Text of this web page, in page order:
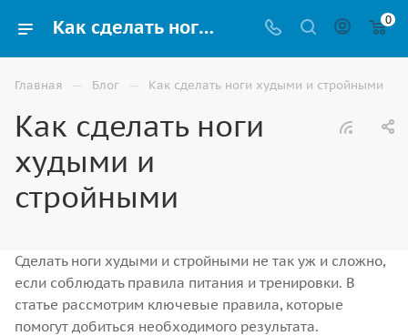
Как сделать ноги худыми и стройными в домашних условиях | Советы от компании ВИНКО г.Астрахань 0
Главная — Блог — Как сделать ноги худыми и стройными
Как сделать ноги
худыми и
стройными
Сделать ноги худыми и стройными не так уж и сложно,
если соблюдать правила питания и тренировки. В
статье рассмотрим ключевые правила, которые
помогут добиться необходимого результата.